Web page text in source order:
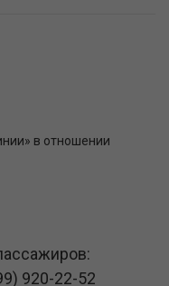
в отношении
920-22-52